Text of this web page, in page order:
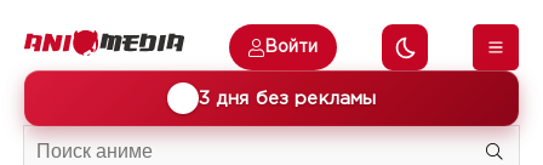
3 дня без рекламы
Войти